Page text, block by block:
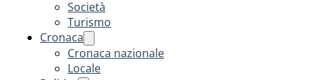
Società
Turismo
Cronaca
Cronaca nazionale
Locale